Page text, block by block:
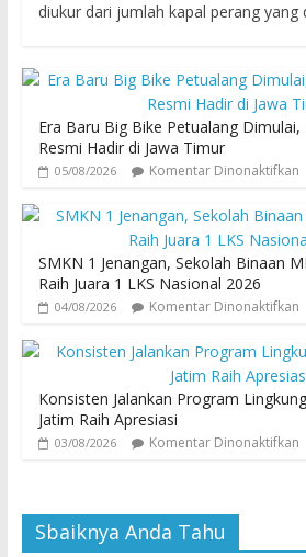
diukur dari jumlah kapal perang yang
Era Baru Big Bike Petualang
Resmi Hadir di Jawa Timur
05/08/2026 Komentar Dinonaktifkan
SMKN 1 Jenangan, Sekolah Binaan
Raih Juara 1 LKS Nasional 2026
04/08/2026 Komentar Dinonaktifkan
Konsisten Jalankan Program
Jatim Raih Apresiasi
03/08/2026 Komentar Dinonaktifkan
Sbaiknya Anda Tahu